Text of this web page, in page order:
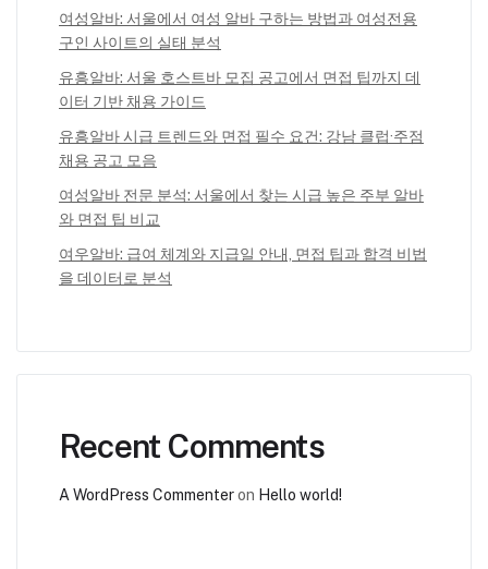
여성알바: 서울에서 여성 알바 구하는 방법과 여성전용
구인 사이트의 실태 분석
유흥알바: 서울 호스트바 모집 공고에서 면접 팁까지 데
이터 기반 채용 가이드
유흥알바 시급 트렌드와 면접 필수 요건: 강남 클럽·주점
채용 공고 모음
여성알바 전문 분석: 서울에서 찾는 시급 높은 주부 알바
와 면접 팁 비교
여우알바: 급여 체계와 지급일 안내, 면접 팁과 합격 비법
을 데이터로 분석
Recent Comments
A WordPress Commenteron Hello world!